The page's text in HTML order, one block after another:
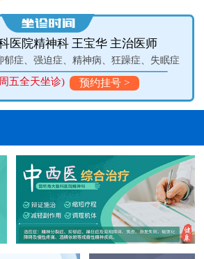
医院精神科 王宝华 主治医师
郁症、强迫症、精神病、狂躁症、失眠症
五全天坐诊) 预约挂号 >